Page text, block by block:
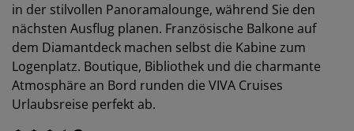
in der stilvollen Panoramalounge, während Sie den
nächsten Ausflug planen. Französische Balkone auf
dem Diamantdeck machen selbst die Kabine zum
Logenplatz. Boutique, Bibliothek und die charmante
Atmosphäre an Bord runden die VIVA Cruises
Urlaubsreise perfekt ab.